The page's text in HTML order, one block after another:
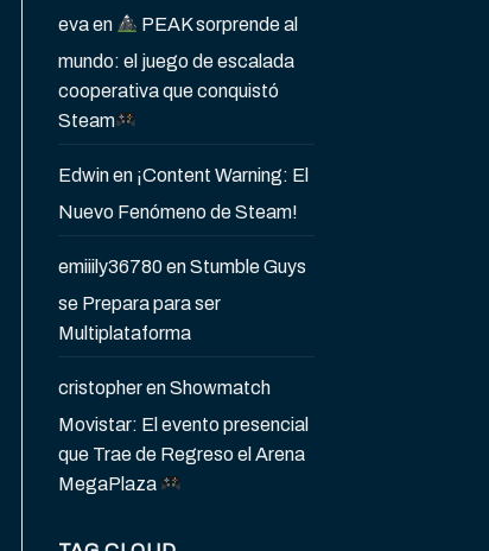
evaen
PEAK sorprende al
mundo: el juego de escalada
cooperativa que conquistó
Steam
Edwinen ¡Content Warning: El
Nuevo Fenómeno de Steam!
emiiily36780enStumble Guys
se Prepara para ser
Multiplataforma
cristopherenShowmatch
Movistar: El evento presencial
que Trae de Regreso el Arena
MegaPlaza